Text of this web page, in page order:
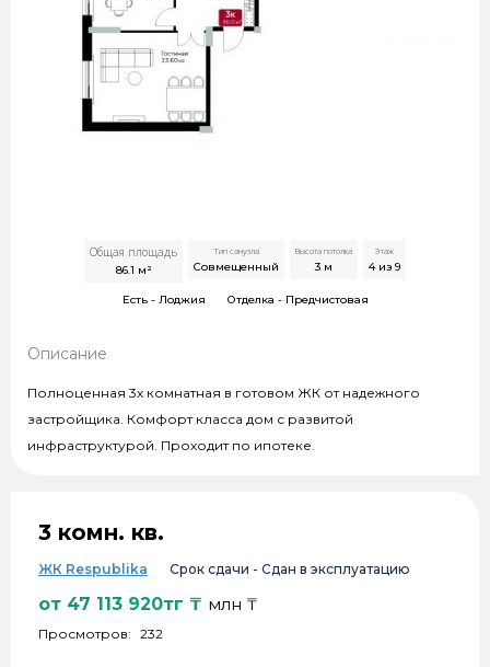
Общая площадь
86.1 м²
Тип санузла
Совмещенный
Высота потолка
3 м
Этаж
4 из 9
Есть - Лоджия Отделка - Предчистовая
Описание
Полноценная 3х комнатная в готовом ЖК от надежного
застройщика. Комфорт класса дом с развитой
инфраструктурой. Проходит по ипотеке.
3 комн. кв.
ЖК Respublika Срок сдачи - Сдан в эксплуатацию
от 47 113 920тг ₸ млн ₸
Просмотров: 232